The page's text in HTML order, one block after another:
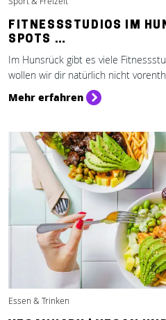
Sport & Freizeit
FITNESSSTUDIOS IM
SPOTS …
Im Hunsrück gibt es viele
wollen wir dir natürlich nicht
Mehr erfahren
Essen & Trinken